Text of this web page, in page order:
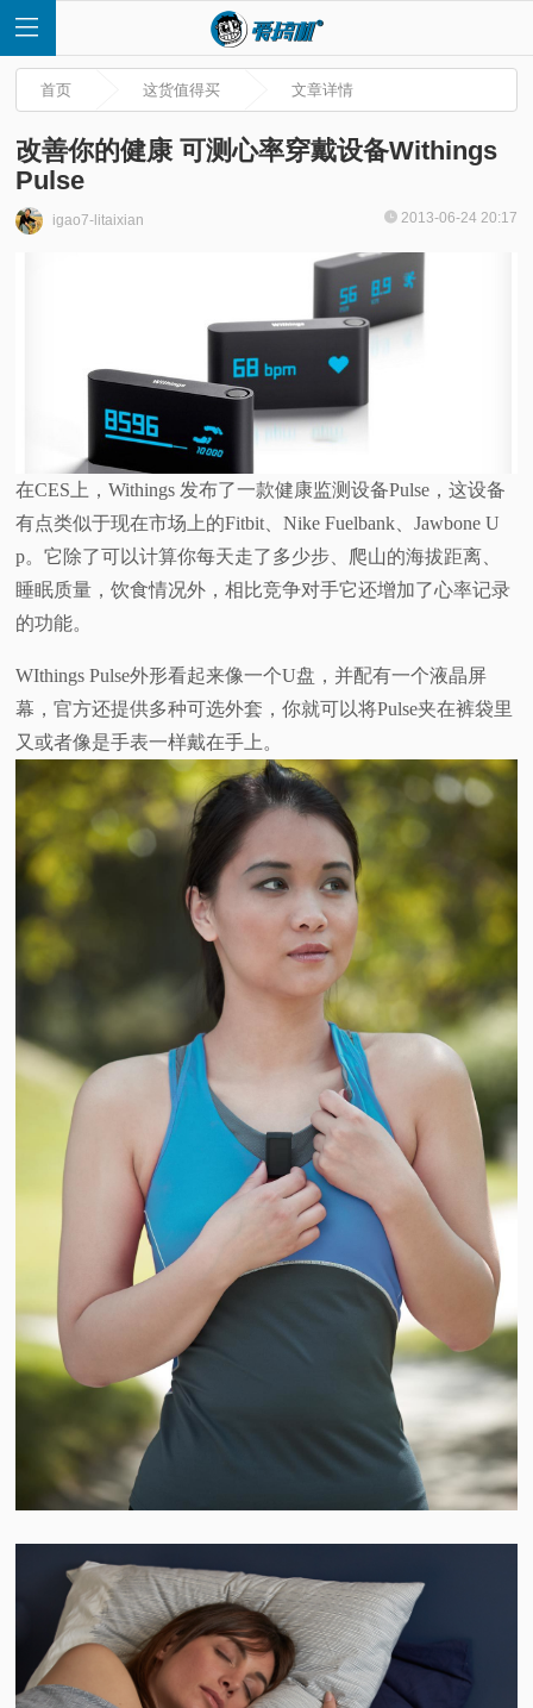
首
测
视
频
普
专
题
首页 这货值得买 文章详情
改善你的健康 可测心率穿戴设备Withings
Pulse
igao7-litaixian 2013-06-24 20:17
在CES上，Withings 发布了一款健康监测设备Pulse，这设备
有点类似于现在市场上的Fitbit、Nike Fuelbank、Jawbone U
p。它除了可以计算你每天走了多少步、爬山的海拔距离、
睡眠质量，饮食情况外，相比竞争对手它还增加了心率记录
的功能。
WIthings Pulse外形看起来像一个U盘，并配有一个液晶屏
幕，官方还提供多种可选外套，你就可以将Pulse夹在裤袋里
又或者像是手表一样戴在手上。